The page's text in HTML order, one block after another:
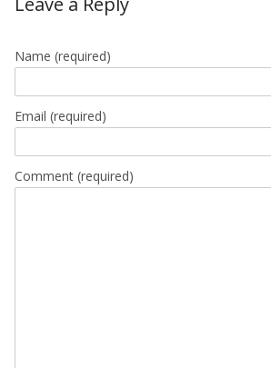
Name (required)
Email (required)
Comment (required)